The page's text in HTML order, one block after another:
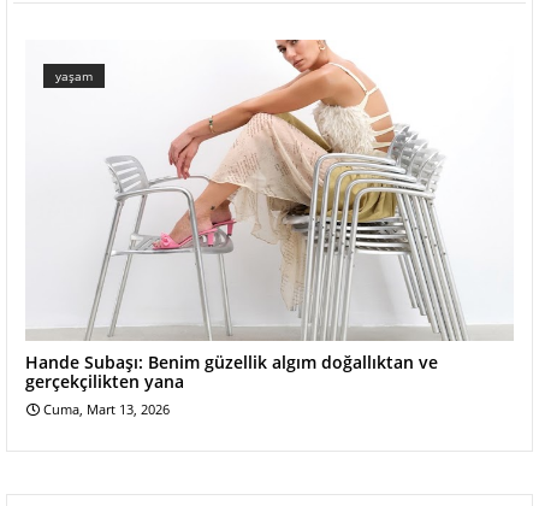
yaşam
Hande Subaşı: Benim güzellik algım doğallıktan ve
gerçekçilikten yana
Cuma, Mart 13, 2026